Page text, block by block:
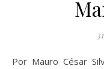
Por Mauro César Silveira Se pudesse, ela não assinaria